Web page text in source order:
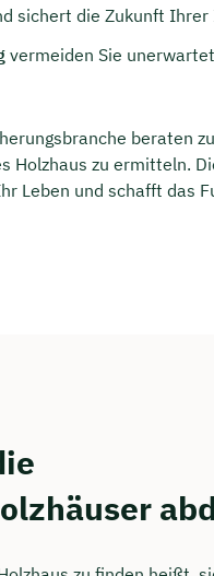
sichert die Zukunft Ihrer
vermeiden Sie
beraten
Holzhaus zu ermitteln.
Leben und schafft das